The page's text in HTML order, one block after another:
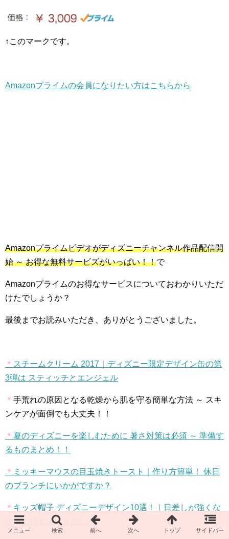
↑このマークです。
Amazonプライムの会員になりたい方はこちらから
Amazonプライムビデオがディズニーチャンネル作品配信開
始 ～ お得な無料サービズがいっぱい！！で
Amazonプライムのお得なサービスについておわかりいただ
けたでしょうか？
最後までお読みいただき、ありがとうございました。
＊ スチームクリーム 2017 ｜ディズニー限定デザイン缶の第
3弾は スティッチとエンジェル
＊ 手荒れの原因となる乾燥から肌を守る簡単な方法 ～ スキ
ンケアが面倒でも大丈夫！！
＊ 夏のディズニーを楽しむために 暑さ対策は必須 ～ 準備す
るものまとめ！！
＊ ミッキーマウスの目玉焼きトースト｜作り方簡単！ 休日
のブランチにいかがですか？
＊ キッズ帽子 ディズニーデザイン10選！｜日差しが強くな
る前に揃えておきたい！